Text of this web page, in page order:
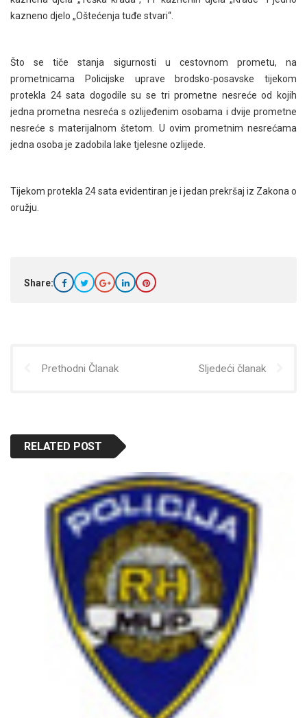
kazneno djelo „Oštećenja tuđe stvari“.
Što se tiče stanja sigurnosti u cestovnom prometu, na
prometnicama Policijske uprave brodsko-posavske tijekom
protekla 24 sata dogodile su se tri prometne nesreće od kojih
jedna prometna nesreća s ozlijeđenim osobama i dvije prometne
nesreće s materijalnom štetom. U ovim prometnim nesrećama
jedna osoba je zadobila lake tjelesne ozlijede.
Tijekom protekla 24 sata evidentiran je i jedan prekršaj iz Zakona o
oružju.
Share:
Prethodni Članak Sljedeći članak
RELATED POST